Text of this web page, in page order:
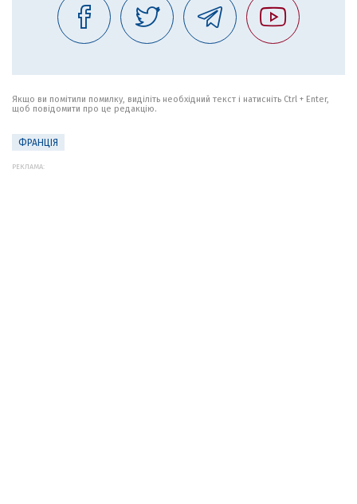
Якщо ви помітили помилку, виділіть необхідний текст і натисніть Ctrl + Enter,
щоб повідомити про це редакцію.
ФРАНЦІЯ
РЕКЛАМА: